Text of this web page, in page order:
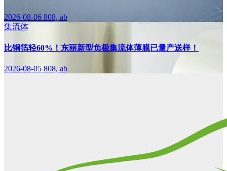
2026-08-06 808, ab
集流体
比铜箔轻60%！东丽新型负极集流体薄膜已量产送样！
2026-08-05 808, ab